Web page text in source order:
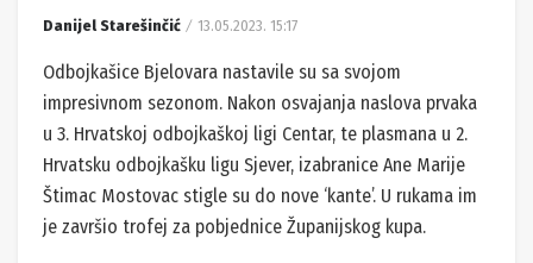
Danijel Starešinčić 13.05.2023. 15:17
Odbojkašice Bjelovara nastavile su sa svojom
impresivnom sezonom. Nakon osvajanja naslova prvaka
u 3. Hrvatskoj odbojkaškoj ligi Centar, te plasmana u 2.
Hrvatsku odbojkašku ligu Sjever, izabranice Ane Marije
Štimac Mostovac stigle su do nove ‘kante’. U rukama im
je završio trofej za pobjednice Županijskog kupa.